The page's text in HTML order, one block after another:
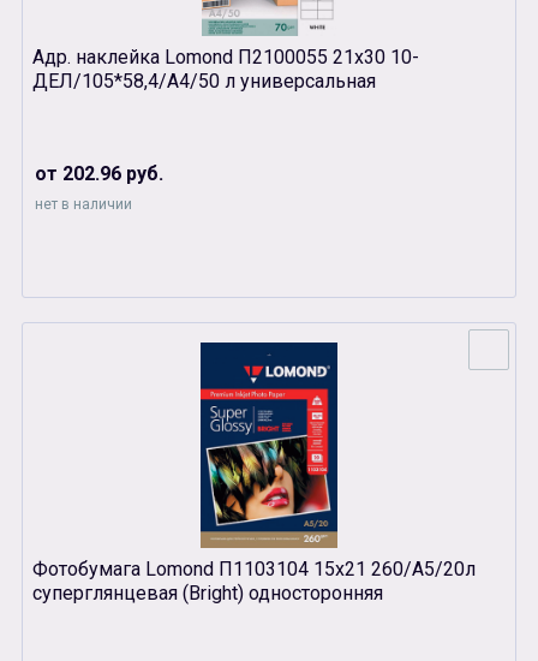
Адр. наклейка Lomond П2100055 21х30 10-
ДЕЛ/105*58,4/А4/50 л универсальная
от 202.96 руб.
нет в наличии
Фотобумага Lomond П1103104 15х21 260/A5/20л
суперглянцевая (Bright) односторонняя